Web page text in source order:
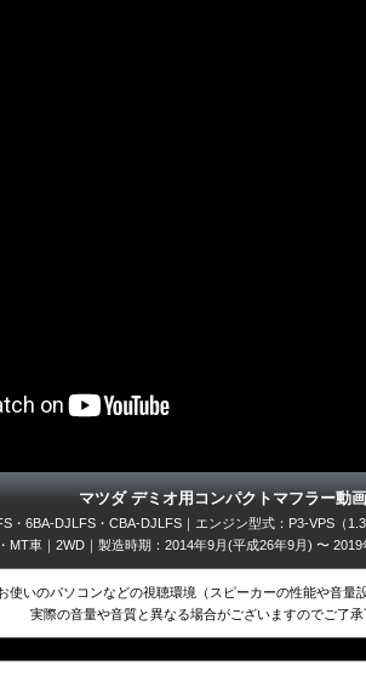
マツダ デミオ用コンパクトマフラー動画
・6BA-DJLFS・CBA-DJLFS｜エンジン型式：P3-VPS（
MT車｜2WD｜製造時期：2014年9月(平成26年9月) 〜
使いのパソコンなどの視聴環境（スピーカーの性能や音量
実際の音量や音質と異なる場合がございますのでご了